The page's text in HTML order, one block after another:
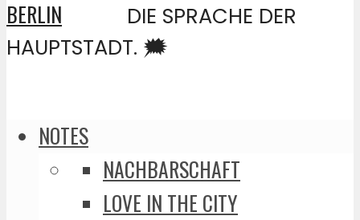
DIE SPRACHE DER
HAUPTSTADT. 🗯️
NOTES
NACHBARSCHAFT
LOVE IN THE CITY